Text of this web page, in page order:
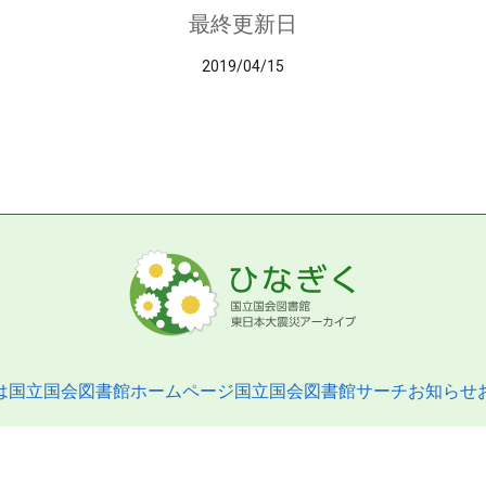
最終更新日
2019/04/15
国立国会図書館ホームページ国立国会図書館サーチお知らせ